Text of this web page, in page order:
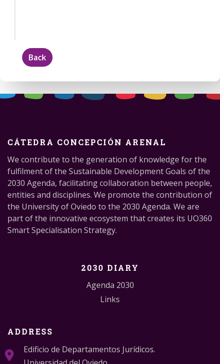
Back
CÁTEDRA CONCEPCIÓN ARENAL
We contribute to the generation of knowledge for the
fulfilment of the Sustainable Development Goals of the
2030 Agenda, facilitating collaboration between people,
entities and disciplines. We promote the contribution of
the University of Oviedo to the 2030 Agenda. We are
part of the innovative ecosystem that creates its UO360
Smart Specialisation Strategy.
2030 DIARY
Agenda 2030
Links
ADDRESS
Edificio de Departamentos Jurídicos.